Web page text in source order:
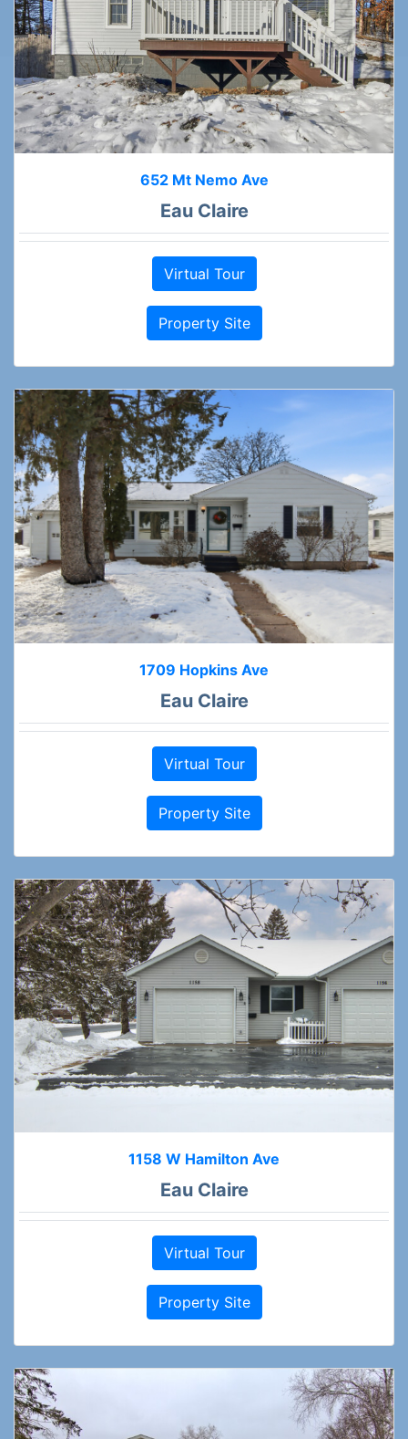
652 Mt Nemo Ave
Eau Claire
Virtual Tour
Property Site
1709 Hopkins Ave
Eau Claire
Virtual Tour
Property Site
1158 W Hamilton Ave
Eau Claire
Virtual Tour
Property Site